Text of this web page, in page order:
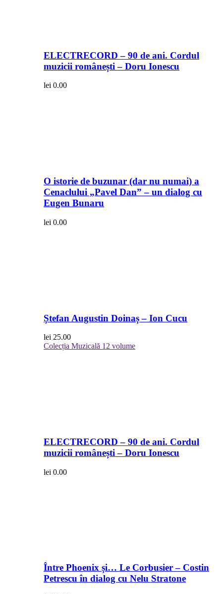
ELECTRECORD – 90 de ani. Cordul
muzicii românești – Doru Ionescu
lei 0.00
O istorie de buzunar (dar nu numai) a
Cenaclului „Pavel Dan” – un dialog cu
Eugen Bunaru
lei 0.00
Ștefan Augustin Doinaș – Ion Cucu
lei 25.00
Colecția Muzicală 12 volume
ELECTRECORD – 90 de ani. Cordul
muzicii românești – Doru Ionescu
lei 0.00
Între Phoenix și… Le Corbusier – Costin
Petrescu în dialog cu Nelu Stratone